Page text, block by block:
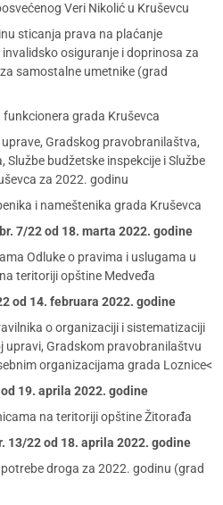
Veri Nikolić u Kruševcu
sticanja prava na plaćanje
osiguranje i doprinosa za
samostalne umetnike (grad
grada Kruševca
Gradskog pravobranilaštva,
Službe budžetske inspekcije i Službe
za 2022. godinu
i nameštenika grada Kruševca
7/22 od 18. marta 2022. godine
Odluke o pravima i uslugama u
teritoriji opštine Medveđa
od 14. februara 2022. godine
o organizaciji i sistematizaciji
upravi, Gradskom pravobranilaštvu
organizacijama grada Loznice<
19. aprila 2022. godine
na teritoriji opštine Žitorađa
13/22 od 18. aprila 2022. godine
droga za 2022. godinu (grad